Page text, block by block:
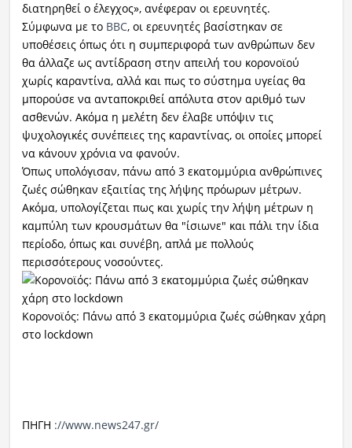
διατηρηθεί ο έλεγχος», ανέφεραν οι ερευνητές.
Σύμφωνα με το BBC, οι ερευνητές βασίστηκαν σε
υποθέσεις όπως ότι η συμπεριφορά των ανθρώπων δεν
θα άλλαζε ως αντίδραση στην απειλή του κορονοϊού
χωρίς καραντίνα, αλλά και πως το σύστημα υγείας θα
μπορούσε να ανταποκριθεί απόλυτα στον αριθμό των
ασθενών. Ακόμα η μελέτη δεν έλαβε υπόψιν τις
ψυχολογικές συνέπειες της καραντίνας, οι οποίες μπορεί
να κάνουν χρόνια να φανούν.
Όπως υπολόγισαν, πάνω από 3 εκατομμύρια ανθρώπινες
ζωές σώθηκαν εξαιτίας της λήψης πρόωρων μέτρων.
Ακόμα, υπολογίζεται πως και χωρίς την λήψη μέτρων η
καμπύλη των κρουσμάτων θα "ίσιωνε" και πάλι την ίδια
περίοδο, όπως και συνέβη, απλά με πολλούς
περισσότερους νοσούντες.
Κορονοϊός: Πάνω από 3 εκατομμύρια ζωές σώθηκαν χάρη
στο lockdown
ΠΗΓΗ ://www.news247.gr/